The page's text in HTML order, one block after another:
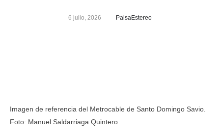
6 julio, 2026 PaisaEstereo
Imagen de referencia del Metrocable de Santo Domingo Savio.
Foto: Manuel Saldarriaga Quintero.